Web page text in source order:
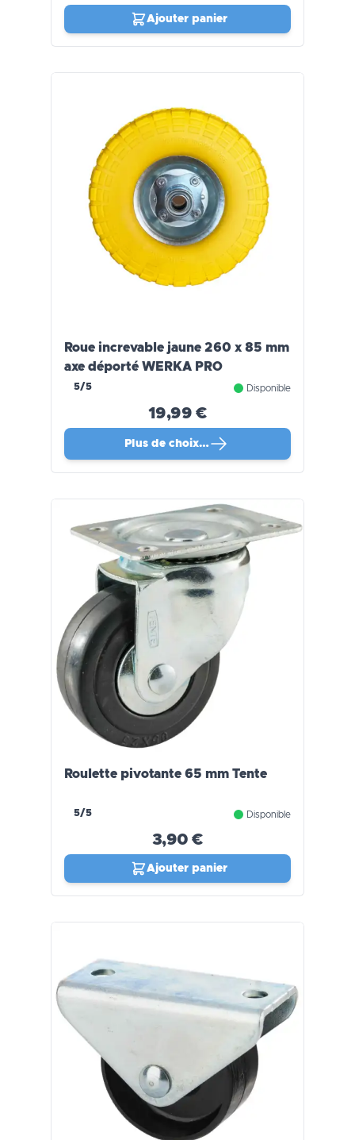
Ajouter panier
Roue increvable jaune 260 x 85 mm
axe déporté WERKA PRO
5/5 Disponible
19,99 €
Plus de choix…
Roulette pivotante 65 mm Tente
5/5 Disponible
3,90 €
Ajouter panier